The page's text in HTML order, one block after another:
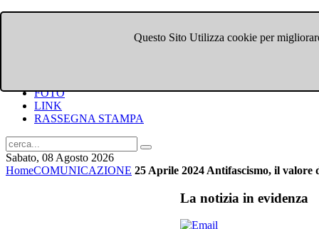
Questo Sito Utilizza cookie per
FOTO
LINK
RASSEGNA STAMPA
Sabato, 08 Agosto 2026
HomeCOMUNICAZIONE 25 Aprile 2024 Antifascismo, il
La notizia in evidenza